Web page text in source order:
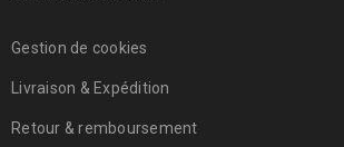
Gestion de cookies
Livraison & Expédition
Retour & remboursement